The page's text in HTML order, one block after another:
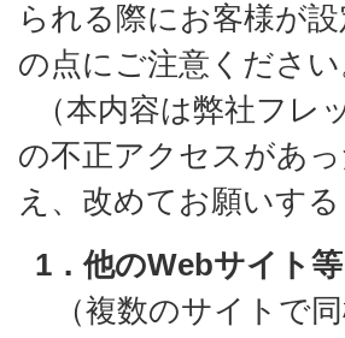
られる際にお客様が
の点にご注意ください
（本内容は弊社フ
の不正アクセスがあ
え、改めてお願いする
1．他のWebサイト
（複数のサイトで